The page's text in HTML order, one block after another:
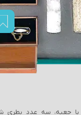
جعبه، سه عدد بطری